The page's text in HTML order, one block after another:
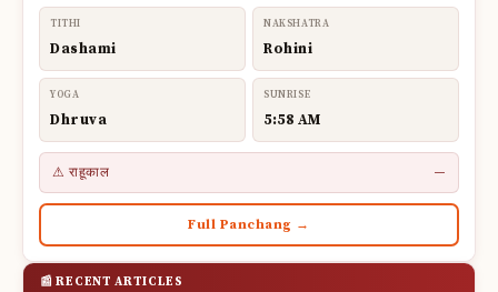
TITHI
Dashami
NAKSHATRA
Rohini
YOGA
Dhruva
SUNRISE
5:58 AM
⚠ राहूकाल —
Full Panchang →
📰 RECENT ARTICLES